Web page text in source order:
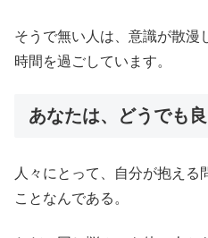
そうで無い人は、意識が散漫
時間を過ごしています。
あなたは、どうでも
人々にとって、自分が抱え
ことなんである。